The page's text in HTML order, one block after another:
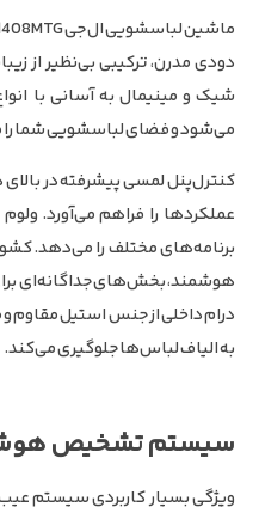
دودی مدرن، ترکیبی بی‌نظیر از
شیک و مینیمال به آسانی با
می‌شود و فضای لباسشویی شما
کنترل‌پنل لمسی پیشرفته در
عملکردها را فراهم می‌آورد.
برنامه‌های مختلف را می‌دهد.
هوشمند، بخش‌های جداگانه‌ای
درام داخلی از جنس استیل
به الیاف لباس‌ها جلوگیری می‌کند.
سیستم تشخیص
ویژگی بسیار کاربردی سیستم